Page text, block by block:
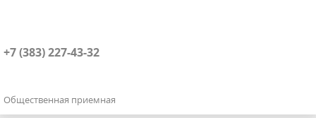
+7 (383) 227-43-32
Общественная приемная